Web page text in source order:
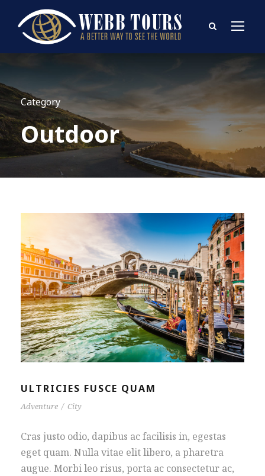
Category
Outdoor
ULTRICIES FUSCE QUAM
Adventure / City
Cras justo odio, dapibus ac facilisis in, egestas
eget quam. Nulla vitae elit libero, a pharetra
augue. Morbi leo risus, porta ac consectetur ac,